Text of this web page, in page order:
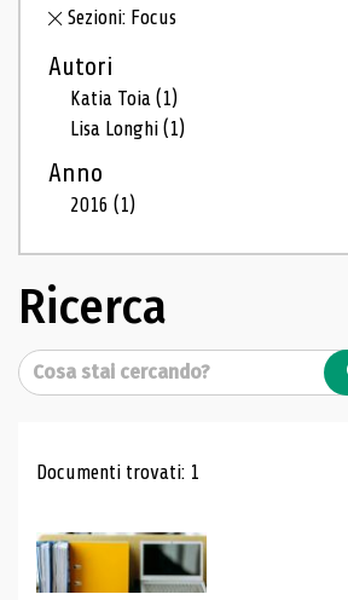
Sezioni: Focus
Autori
Katia Toia(1)
Lisa Longhi(1)
Anno
2016(1)
Ricerca
Cerca
Risultati di ricerca
Documenti trovati: 1